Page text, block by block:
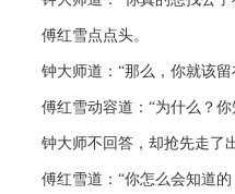
傅红雪点点头。
钟大师道：“那么，你就该留
傅红雪动容道：“为什么？你
钟大师不回答，却抢先走了出
傅红雪道：“你怎么会知道的